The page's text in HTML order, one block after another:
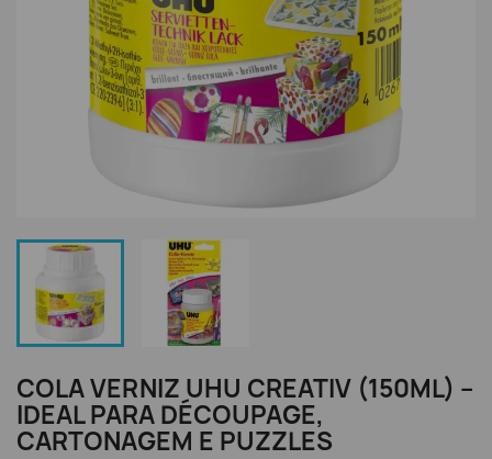
COLA VERNIZ UHU CREATIV (150ML) –
IDEAL PARA DÉCOUPAGE,
CARTONAGEM E PUZZLES